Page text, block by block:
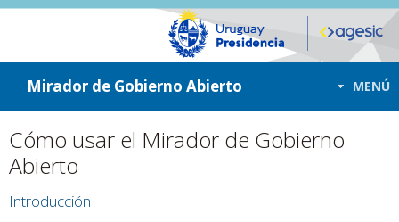
ir a contenido
ir al menú
Mirador de Gobierno Abierto MENÚ
Cómo usar el Mirador de Gobierno
Abierto
Introducción